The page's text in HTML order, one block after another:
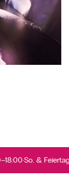
·So. & Feiertage